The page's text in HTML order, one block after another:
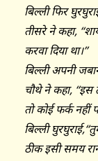
बिल्ली फिर
तीसरे ने कहा,
करवा दिया था।’’
बिल्ली अपनी
चौथे ने कहा,
तो कोई फर्क नहीं
बिल्ली
ठीक इसी समय